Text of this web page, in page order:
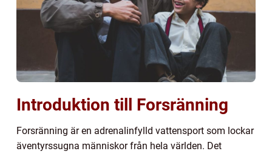
Introduktion till Forsränning
Forsränning är en adrenalinfylld vattensport som lockar
äventyrssugna människor från hela världen. Det